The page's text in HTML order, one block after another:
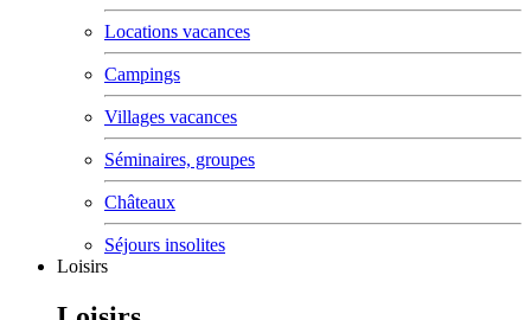
Locations vacances
Campings
Villages vacances
Séminaires, groupes
Châteaux
Séjours insolites
Loisirs